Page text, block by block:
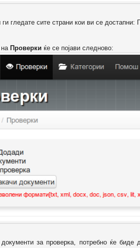
ги гледате сите страни кои ви се
на Проверки ќе се појави следново:
за проверка, потребно ќе биде